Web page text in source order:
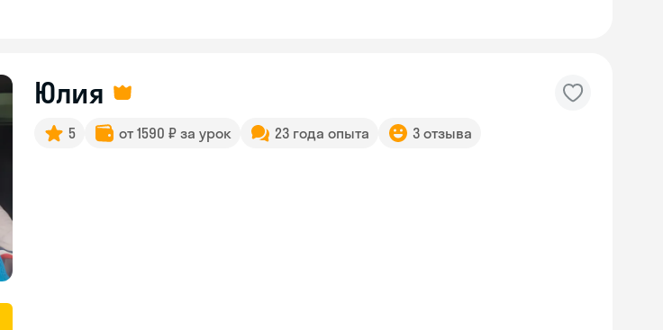
Юлия
5 от 1590 ₽ за урок 23 года опыта 3 отзыва